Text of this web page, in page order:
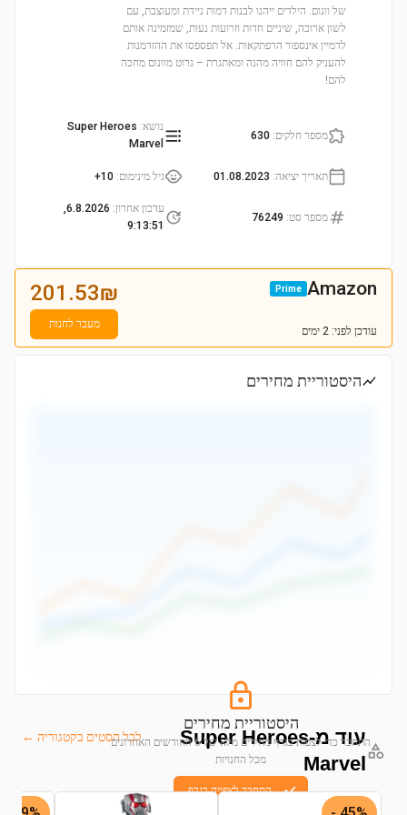
של וונום. הילדים ייהנו לבנות דמות ניידת ומעוצבת, עם
לשון ארוכה, שיניים חדות וזרועות נעות, שמזמינה אותם
לדמיין אינספור הרפתקאות. אל תפספסו את ההזדמנות
להעניק להם חוויה מהנה ומאתגרת – גרוט מוונום מחכה
להם!
מספר חלקים:
630
נושא:
Super Heroes
Marvel
תאריך יציאה:
01.08.2023 גיל מינימום:
10+
מספר סט:
76249
עדכון אחרון:
6.8.2026,
9:13:51
Amazon
Prime
עודכן לפני: 2 ימים
201.53₪
מעבר לחנות
היסטוריית מחירים
היסטוריית מחירים
התחבר כדי לצפות בגרף מחירים מלא של 6 החודשים האחרונים
מכל החנויות
התחבר לצפייה בגרף
עוד מ-Super Heroes
Marvel
לכל הסטים בקטגוריה ←